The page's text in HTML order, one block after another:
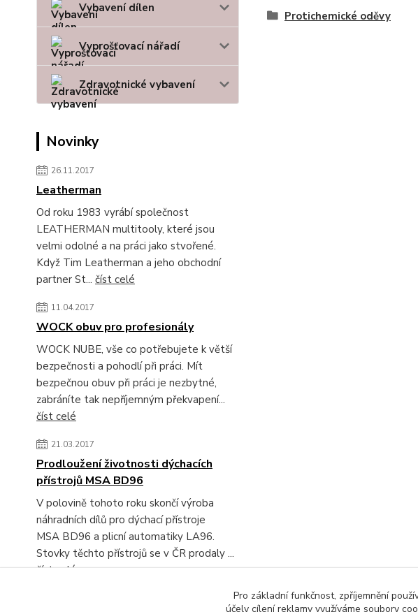
Vybavení dílen
Vyprošťovací nářadí
Zdravotnické vybavení
Novinky
26.11.2017
Leatherman
Od roku 1983 vyrábí společnost
LEATHERMAN multitooly, které jsou
velmi odolné a na práci jako stvořené.
Když Tim Leatherman a jeho obchodní
partner St... číst celé
11.04.2017
WOCK obuv pro profesionály
WOCK NUBE, vše co potřebujete k větší
bezpečnosti a pohodlí při práci. Mít
bezpečnou obuv při práci je nezbytné,
zabráníte tak nepříjemným překvapení...
číst celé
21.03.2017
Prodloužení životnosti dýchacích
přístrojů MSA BD96
V polovině tohoto roku skončí výroba
náhradních dílů pro dýchací přístroje
MSA BD96 a plicní automatiky LA96.
Stovky těchto přístrojů se v ČR prodaly ...
číst celé
Protichemické oděvy
Pro základní funkčnost, zpříjemnění
účely cílení reklamy využíváme soubory